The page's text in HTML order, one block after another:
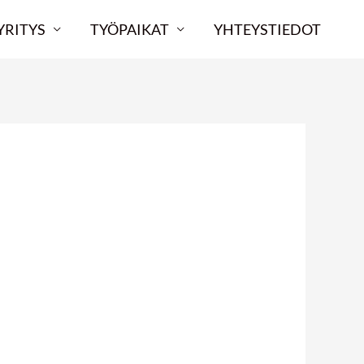
TYÖPAIKAT YHTEYSTIEDOT